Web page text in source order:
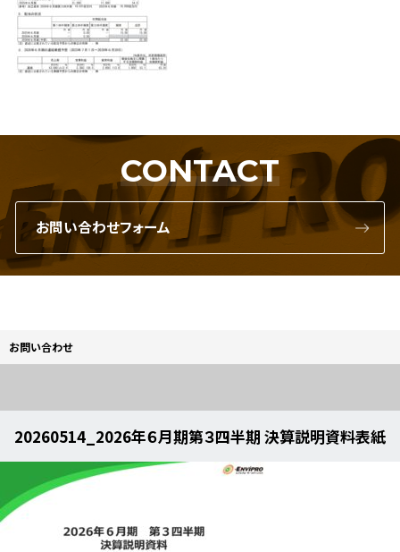
CONTACT
お問い合わせフォーム
お問い合わせ
20260514_2026年６月期第３四半期 決算説明資料表紙